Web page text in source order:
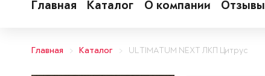
Главная Каталог О компании Отзывы
Главная Каталог ULTIMATUM NEXT ЛКП Цитрус